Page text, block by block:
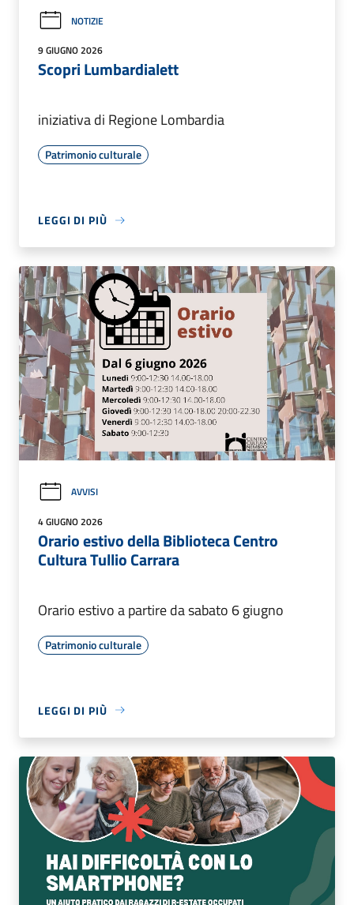
NOTIZIE
9 GIUGNO 2026
Scopri Lumbardialett
iniziativa di Regione Lombardia
Patrimonio culturale
LEGGI DI PIÙ
AVVISI
4 GIUGNO 2026
Orario estivo della Biblioteca Centro
Cultura Tullio Carrara
Orario estivo a partire da sabato 6 giugno
Patrimonio culturale
LEGGI DI PIÙ